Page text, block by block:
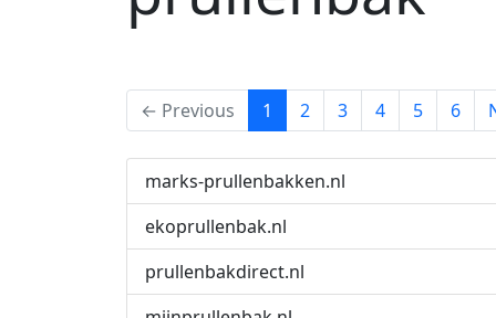
← Previous 1 (current)
2 3 4 5 6
marks-prullenbakken.nl
ekoprullenbak.nl
prullenbakdirect.nl